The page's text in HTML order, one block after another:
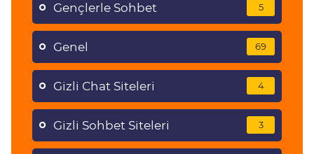
Gençlerle Sohbet 5
Genel 69
Gizli Chat Siteleri 4
Gizli Sohbet Siteleri 3